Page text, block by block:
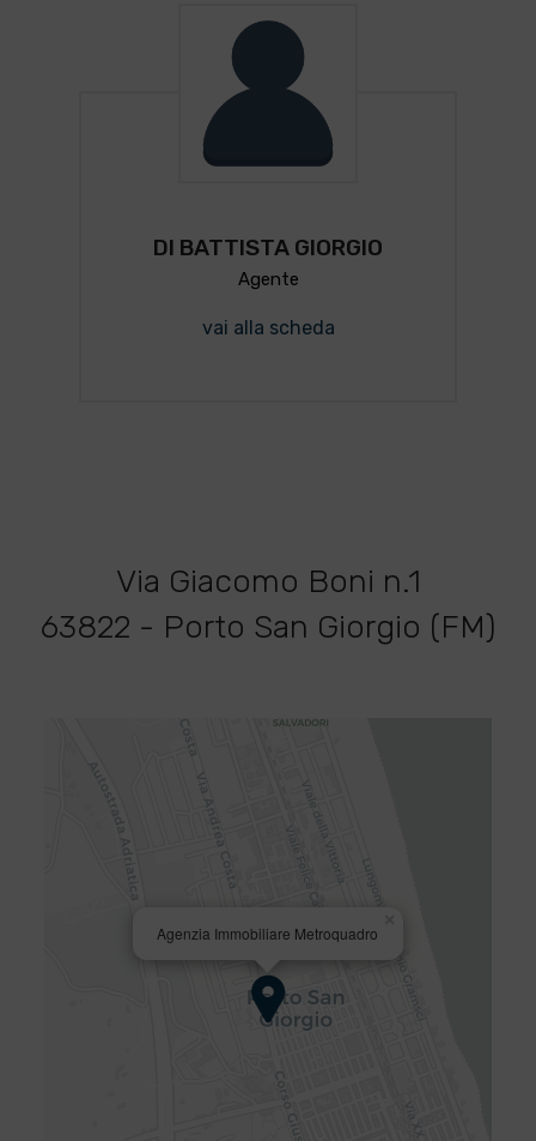
DI BATTISTA GIORGIO
Agente
vai alla scheda
Via Giacomo Boni n.1
63822 - Porto San Giorgio (FM)
Agenzia Immobiliare Metroquadro